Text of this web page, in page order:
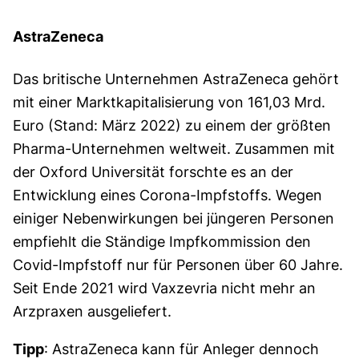
AstraZeneca
Das britische Unternehmen AstraZeneca gehört
mit einer Marktkapitalisierung von 161,03 Mrd.
Euro (Stand: März 2022) zu einem der größten
Pharma-Unternehmen weltweit. Zusammen mit
der Oxford Universität forschte es an der
Entwicklung eines Corona-Impfstoffs. Wegen
einiger Nebenwirkungen bei jüngeren Personen
empfiehlt die Ständige Impfkommission den
Covid-Impfstoff nur für Personen über 60 Jahre.
Seit Ende 2021 wird Vaxzevria nicht mehr an
Arzpraxen ausgeliefert.
Tipp: AstraZeneca kann für Anleger dennoch